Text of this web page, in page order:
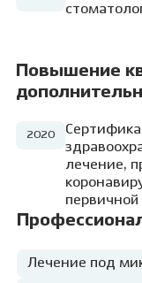
Повышение
2020
лечение,
Лечение под